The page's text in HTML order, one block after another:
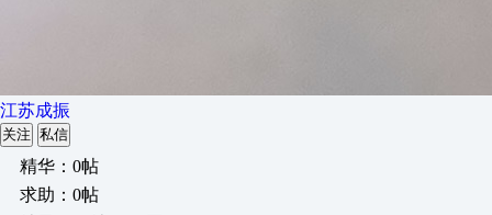
江苏成振
关注 私信
精华：0帖
求助：0帖